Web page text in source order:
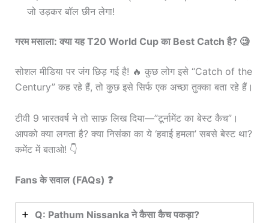
जो उड़कर बॉल छीन लेगा!
गरम मसाला: क्या यह T20 World Cup का Best Catch है? 🧐
सोशल मीडिया पर जंग छिड़ गई है! 🔥 कुछ लोग इसे “Catch of the
Century” कह रहे हैं, तो कुछ इसे सिर्फ एक अच्छा तुक्का बता रहे हैं।
टीवी 9 भारतवर्ष ने तो साफ़ लिख दिया—”टूर्नामेंट का बेस्ट कैच”।
आपको क्या लगता है? क्या निसंका का ये ‘हवाई हमला’ सबसे बेस्ट था?
कमेंट में बताओ! 👇
Fans के सवाल (FAQs) ❓
Q: Pathum Nissanka ने कैसा कैच पकड़ा?